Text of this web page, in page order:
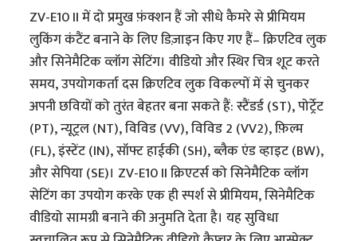
ZV-E10 II में दो प्रमुख फ़ंक्शन हैं जो सीधे कैमरे से प्रीमियम
लुकिंग कंटैंट बनाने के लिए डिज़ाइन किए गए हैं– क्रिएटिव लुक
और सिनेमैटिक व्लॉग सेटिंग। वीडियो और स्थिर चित्र शूट करते
समय, उपयोगकर्ता दस क्रिएटिव लुक विकल्पों में से चुनकर
अपनी छवियों को तुरंत बेहतर बना सकते हैं: स्टैंडर्ड (ST), पोर्ट्रेट
(PT), न्यूट्रल (NT), विविड (VV), विविड 2 (VV2), फ़िल्म
(FL), इंस्टेंट (IN), सॉफ्ट हाईकी (SH), ब्लैक एंड व्हाइट (BW),
और सेपिया (SE)। ZV-E10 II क्रिएटर्स को सिनेमैटिक व्लॉग
सेटिंग का उपयोग करके एक ही स्पर्श से प्रीमियम, सिनेमैटिक
वीडियो सामग्री बनाने की अनुमति देता है। यह सुविधा